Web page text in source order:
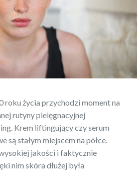
roku życia przychodzi moment na
rutyny pielęgnacyjnej
Krem liftingujący czy serum
są stałym miejscem na półce.
jakości i faktycznie
nim skóra dłużej była